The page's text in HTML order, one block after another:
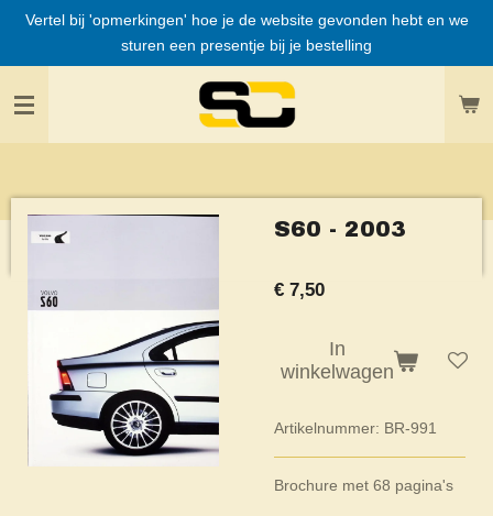
Ga
de
Vertel bij 'opmerkingen' hoe je de website gevonden hebt en we
sturen een presentje bij je bestelling
S60 - 2003
€ 7,50
In
winkelwagen
Artikelnummer: BR-991
Brochure met 68 pagina's